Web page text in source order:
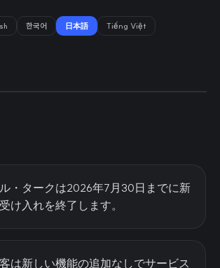
한국어 日本語 Tiếng Việt
・タークは2026年7月30日までに新
け入れを終了します。
は新しい機能の追加なしでサービス